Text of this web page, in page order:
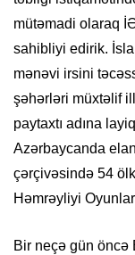
mütəmadi olaraq
sahibliyi edirik.
mənəvi irsini
şəhərləri müxtəlif
paytaxtı adına
Azərbaycanda
çərçivəsində 54
Həmrəyliyi
Bir neçə gün öncə